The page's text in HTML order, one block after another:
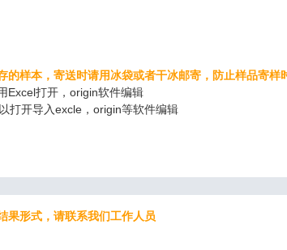
本，寄送时请用冰袋或者干冰邮寄，防止样品寄样
打开，origin软件编辑
开导入excle，origin等软件编辑
形式，请联系我们工作人员